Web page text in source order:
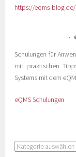
https://eqms-
Schulungen für
mit praktischen
Systems mit dem
eQMS Schulungen